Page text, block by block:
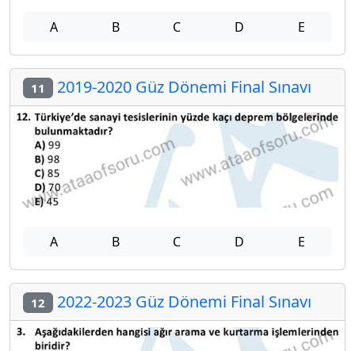
A B C D E
11 2019-2020 Güz Dönemi Final Sınavı
A B C D E
12 2022-2023 Güz Dönemi Final Sınavı